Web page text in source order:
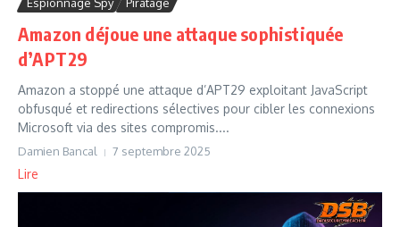
Espionnage Spy
Piratage
Amazon déjoue une attaque sophistiquée
d’APT29
Amazon a stoppé une attaque d’APT29 exploitant JavaScript
obfusqué et redirections sélectives pour cibler les connexions
Microsoft via des sites compromis....
Damien Bancal 7 septembre 2025
Lire